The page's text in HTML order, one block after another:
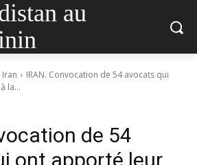
au
Iran
IRAN. Convocation de 54 avocats qui
la...
de 54
ont apporté leur